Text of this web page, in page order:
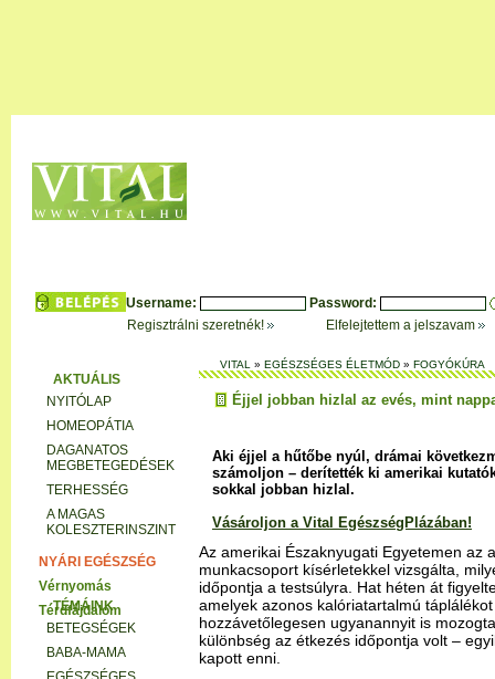
Username:
Password:
Regisztrálni szeretnék!
Elfelejtettem a jelszavam
AKTUÁLIS
NYITÓLAP
HOMEOPÁTIA
DAGANATOS
MEGBETEGEDÉSEK
TERHESSÉG
A MAGAS
KOLESZTERINSZINT
VITAL » EGÉSZSÉGES ÉLETMÓD » FOGYÓKÚRA
Éjjel jobban hizlal az evés, mint
Aki éjjel a hűtőbe nyúl, drámai
számoljon – derítették ki amerikai
sokkal jobban hizlal.
Vásároljon a Vital EgészségPlázában!
Az amerikai Északnyugati Egyetemen az
munkacsoport kísérletekkel vizsgálta,
időpontja a testsúlyra. Hat héten át
amelyek azonos kalóriatartalmú
hozzávetőlegesen ugyanannyit is
különbség az étkezés időpontja volt –
kapott enni.